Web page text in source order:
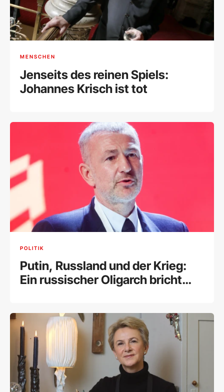
MENSCHEN
Jenseits des reinen Spiels:
Johannes Krisch ist tot
POLITIK
Putin, Russland und der Krieg:
Ein russischer Oligarch bricht